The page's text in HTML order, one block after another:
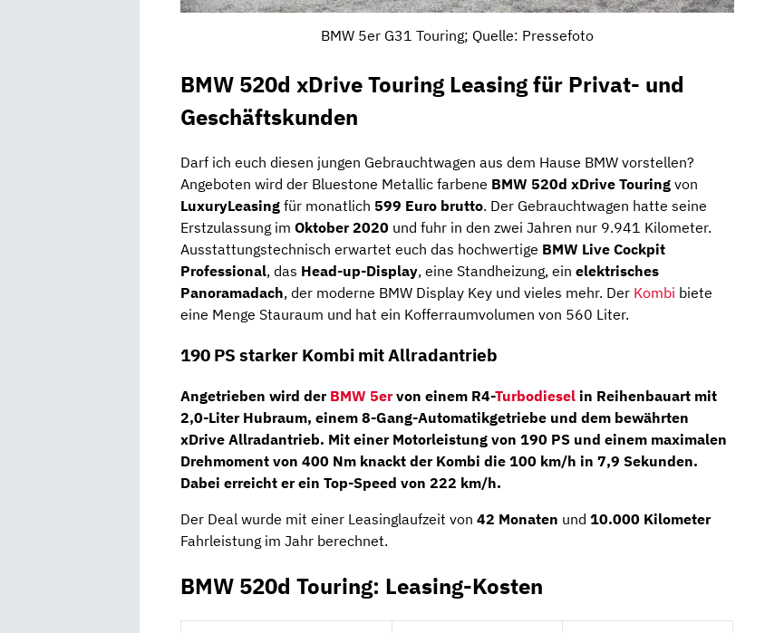
BMW 5er G31 Touring; Quelle: Pressefoto
BMW 520d xDrive Touring Leasing für Privat- und
Geschäftskunden
Darf ich euch diesen jungen Gebrauchtwagen aus dem Hause BMW vorstellen?
Angeboten wird der Bluestone Metallic farbene BMW 520d xDrive Touring von
LuxuryLeasing für monatlich 599 Euro brutto. Der Gebrauchtwagen hatte seine
Erstzulassung im Oktober 2020 und fuhr in den zwei Jahren nur 9.941 Kilometer.
Ausstattungstechnisch erwartet euch das hochwertige BMW Live Cockpit
Professional, das Head-up-Display, eine Standheizung, ein elektrisches
Panoramadach, der moderne BMW Display Key und vieles mehr. Der Kombi biete
eine Menge Stauraum und hat ein Kofferraumvolumen von 560 Liter.
190 PS starker Kombi mit Allradantrieb
Angetrieben wird der BMW 5ervon einem R4-Turbodiesel in Reihenbauart mit
2,0-Liter Hubraum, einem 8-Gang-Automatik­getriebe und dem bewährten
xDrive Allradantrieb. Mit einer Motorleistung von 190 PS und einem maximalen
Drehmoment von 400 Nm knackt der Kombi die 100 km/h in 7,9 Sekunden.
Dabei erreicht er ein Top-Speed von 222 km/h.
Der Deal wurde mit einer Leasinglaufzeit von 42 Monaten und 10.000 Kilometer
Fahrleistung im Jahr berechnet.
BMW 520d Touring: Leasing-Kosten